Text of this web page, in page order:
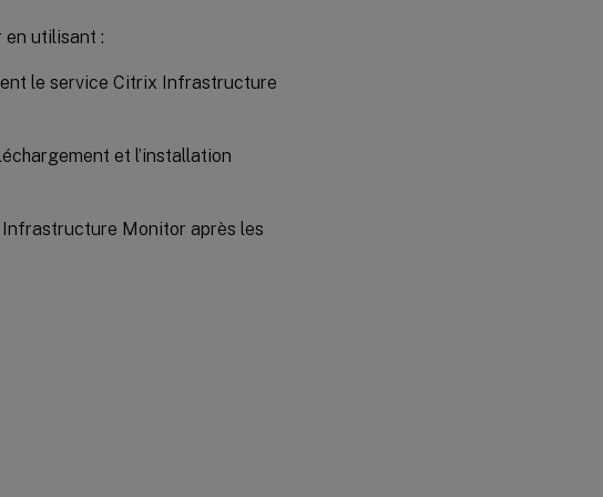
utilisant :
le service Citrix Infrastructure
et l’installation
Monitor après les